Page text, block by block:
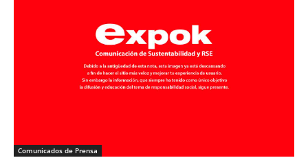
Comunicados de Prensa